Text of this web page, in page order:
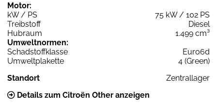
Motor:
kW / PS
75 kW / 102 PS
Treibstoff
Diesel
Hubraum
1.499 cm³
Umweltnormen:
Schadstoffklasse
Euro6d
Umweltplakette
4 (Green)
Standort
Zentrallager
Details zum Citroën Other anzeigen